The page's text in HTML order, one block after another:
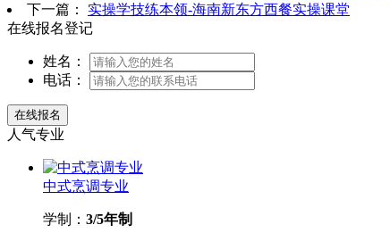
下一篇： 实操学技练本领-海南新东方西餐实操课堂
在线报名登记
姓名：
电话：
人气专业
中式烹调专业
学制： 3/5年制